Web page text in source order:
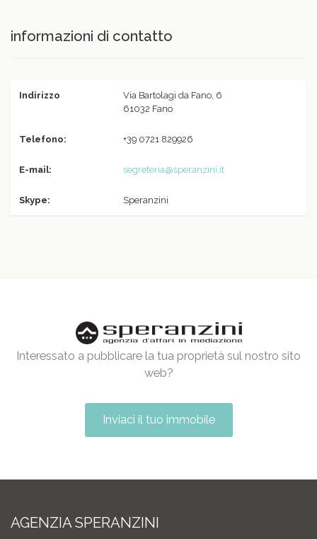
informazioni di contatto
Indirizzo
Via Bartolagi da Fano, 6
61032 Fano
Telefono: +39 0721 829926
E-mail: segreteria@speranzini.it
Skype: Speranzini
Interessato a pubblicare la tua proprietà sul nostro sito
web?
Inviaci il tuo immobile
AGENZIA SPERANZINI